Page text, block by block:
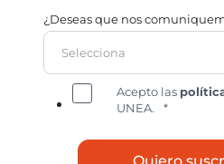
¿Deseas que nos
Acepto las
UNEA.
*